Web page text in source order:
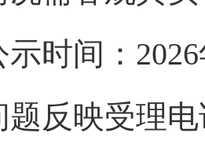
示时间：
题反映受理